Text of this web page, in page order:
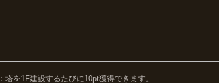
：塔を1F建設するたびに10pt獲得できます。